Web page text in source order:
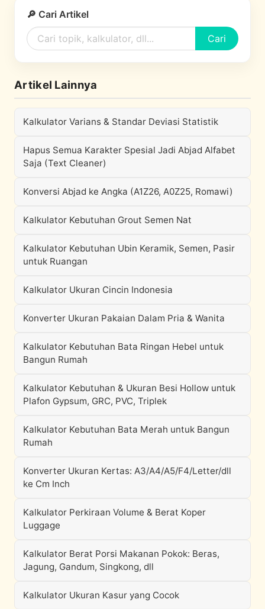
🔎 Cari Artikel
Cari
Artikel Lainnya
Kalkulator Varians & Standar Deviasi Statistik
Hapus Semua Karakter Spesial Jadi Abjad Alfabet
Saja (Text Cleaner)
Konversi Abjad ke Angka (A1Z26, A0Z25, Romawi)
Kalkulator Kebutuhan Grout Semen Nat
Kalkulator Kebutuhan Ubin Keramik, Semen, Pasir
untuk Ruangan
Kalkulator Ukuran Cincin Indonesia
Konverter Ukuran Pakaian Dalam Pria & Wanita
Kalkulator Kebutuhan Bata Ringan Hebel untuk
Bangun Rumah
Kalkulator Kebutuhan & Ukuran Besi Hollow untuk
Plafon Gypsum, GRC, PVC, Triplek
Kalkulator Kebutuhan Bata Merah untuk Bangun
Rumah
Konverter Ukuran Kertas: A3/A4/A5/F4/Letter/dll
ke Cm Inch
Kalkulator Perkiraan Volume & Berat Koper
Luggage
Kalkulator Berat Porsi Makanan Pokok: Beras,
Jagung, Gandum, Singkong, dll
Kalkulator Ukuran Kasur yang Cocok